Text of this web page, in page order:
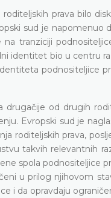
prava bilo
sud je napomenuo
tranziciji
identitet bio u centru
podnositeljice
drugačije od drugih
Evropski sud je
roditeljskih prava,
takvih relevantnih
spola podnositeljice
u prilog njihovom
i da opravdaju